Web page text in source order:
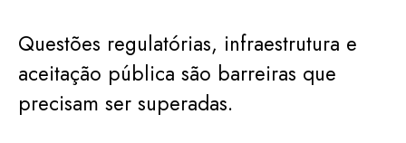
Questões regulatórias, infraestrutura e
aceitação pública são barreiras que
precisam ser superadas.